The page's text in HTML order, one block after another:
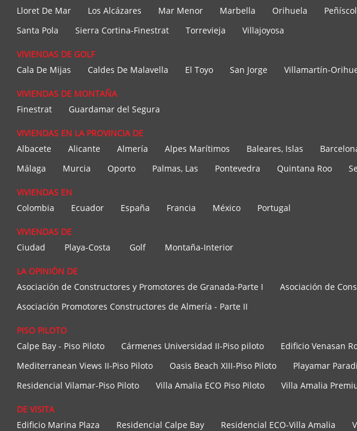
Lloret De Mar
Los Alcázares Mar Menor Marbella Orihuela
Santa Pola
Sierra Cortina-Finestrat Torrevieja Villajoyosa
VIVIENDAS DE GOLF
Cala De Mijas
Caldes De Malavella El Toyo San Jorge Villamartín-
VIVIENDAS DE MONTAÑA
Finestrat
Guardamar del Segura
VIVIENDAS EN LA PROVINCIA DE
Albacete
Alicante Almería Alpes Marítimos Baleares, Islas
Málaga
Murcia Oporto Palmas, Las Pontevedra Quintana Roo
VIVIENDAS EN
Colombia
Ecuador España Francia México Portugal
VIVIENDAS DE
Ciudad
Playa-Costa Golf Montaña-Interior
LA OPINIÓN DE
Asociación de Constructores y Promotores de Granada-Parte I
Asociación de
Asociación Promotores Constructores de Almería - Parte II
PISO PILOTO
Calpe Bay - Piso Piloto
Cármenes Universidad II-Piso piloto Edificio Venasan
Mediterranean Views II-Piso Piloto
Oasis Beach XIII-Piso Piloto Playamar
Residencial Vilamar-Piso Piloto
Villa Amalia ECO Piso Piloto Villa Amalia
DE VISITA
Edificio Marina Plaza
Residencial Calpe Bay Residencial ECO-Villa Amalia